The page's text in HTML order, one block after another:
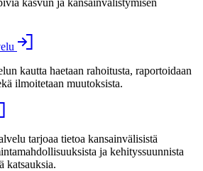
kasvun ja kansainvälistymisen
kautta haetaan rahoitusta, raportoidaan
ilmoitetaan muutoksista.
tarjoaa tietoa kansainvälisistä
ja kehityssuunnista
katsauksia.